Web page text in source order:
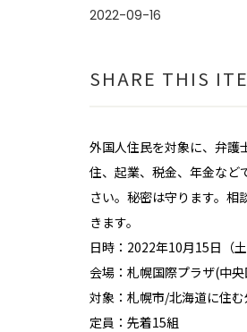
2022-09-16
SHARE THIS
外国人住民を対象に、弁護
住、起業、税金、年金など
さい。秘密は守ります。相
きます。
日時：2022年10月15日（
会場：札幌国際プラザ(中
対象：札幌市/北海道に住
定員：先着15組